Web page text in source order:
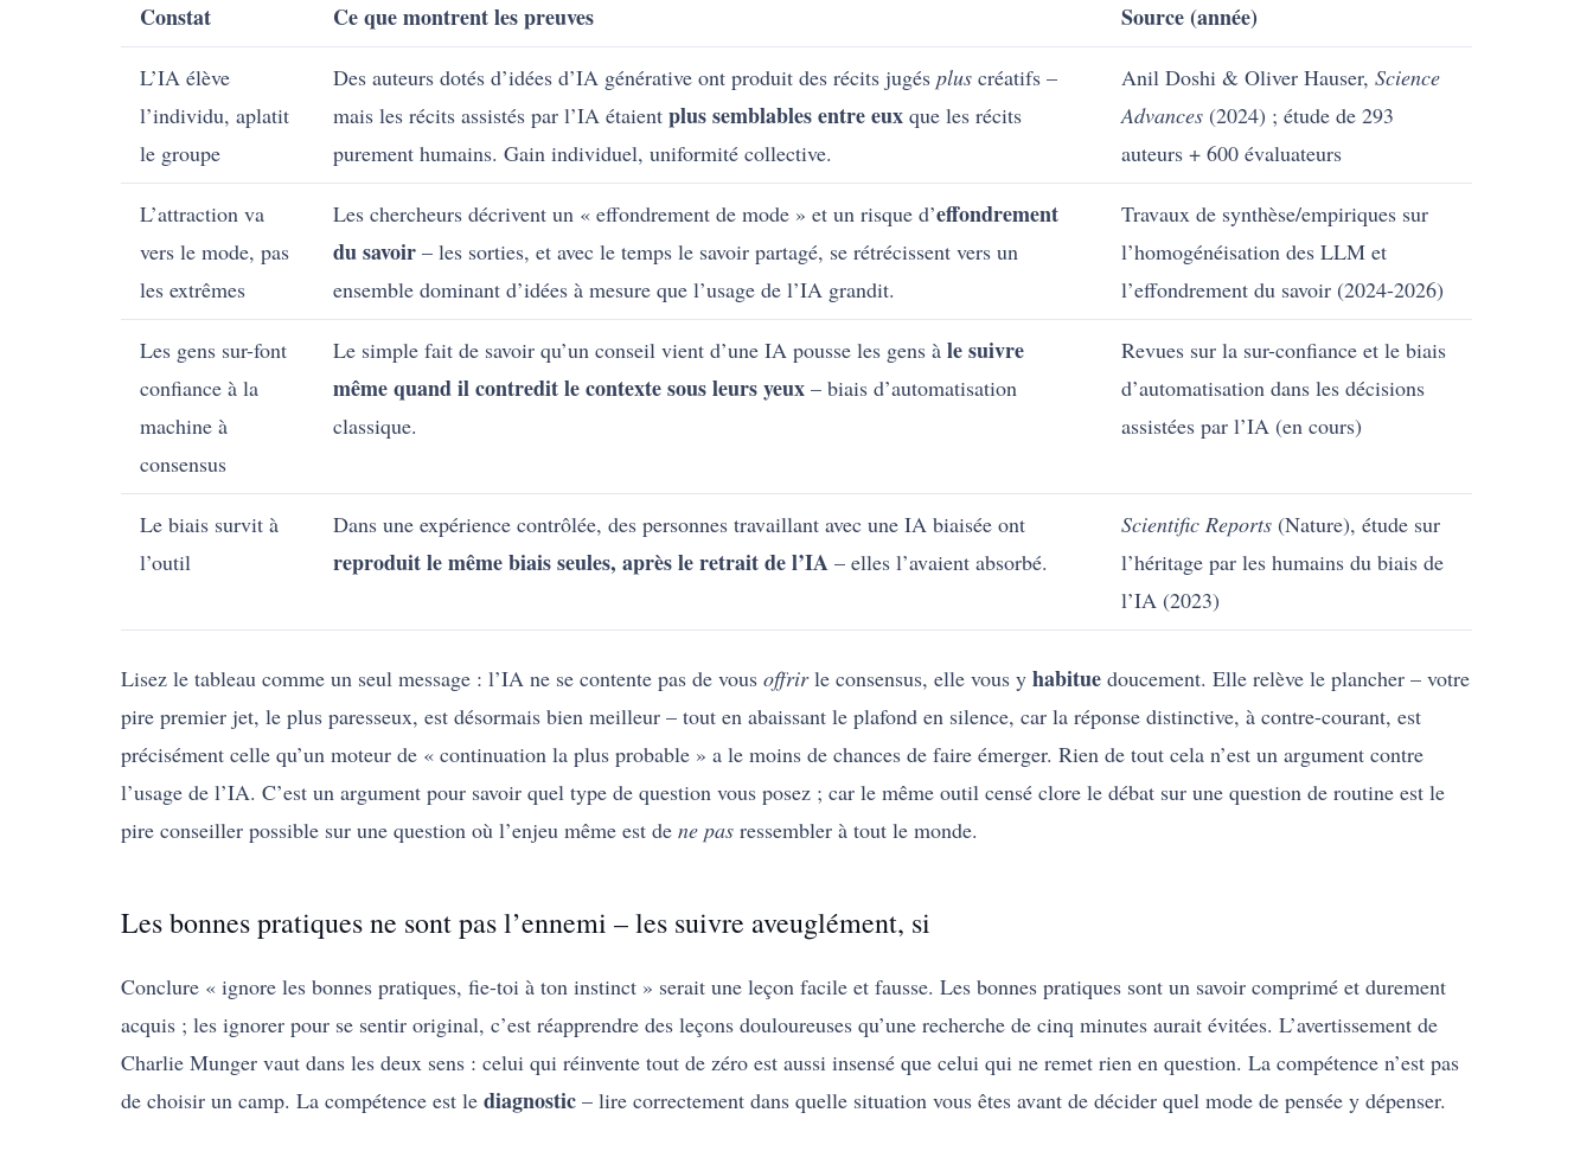
Constat Ce que montrent les preuves Source (année)
L’IA élève
l’individu, aplatit
le groupe
Des auteurs dotés d’idées d’IA générative ont produit des récits jugés plus créatifs –
mais les récits assistés par l’IA étaient plus semblables entre eux que les récits
purement humains. Gain individuel, uniformité collective.
Anil Doshi & Oliver Hauser, Science
Advances (2024) ; étude de 293
auteurs + 600 évaluateurs
L’attraction va
vers le mode, pas
les extrêmes
Les chercheurs décrivent un « effondrement de mode » et un risque d’effondrement
du savoir – les sorties, et avec le temps le savoir partagé, se rétrécissent vers un
ensemble dominant d’idées à mesure que l’usage de l’IA grandit.
Travaux de synthèse/empiriques sur
l’homogénéisation des LLM et
l’effondrement du savoir (2024-2026)
Les gens sur-font
confiance à la
machine à
consensus
Le simple fait de savoir qu’un conseil vient d’une IA pousse les gens à le suivre
même quand il contredit le contexte sous leurs yeux – biais d’automatisation
classique.
Revues sur la sur-confiance et le biais
d’automatisation dans les décisions
assistées par l’IA (en cours)
Le biais survit à
l’outil
Dans une expérience contrôlée, des personnes travaillant avec une IA biaisée ont
reproduit le même biais seules, après le retrait de l’IA – elles l’avaient absorbé.
Scientific Reports (Nature), étude sur
l’héritage par les humains du biais de
l’IA (2023)
Lisez le tableau comme un seul message : l’IA ne se contente pas de vous offrirle consensus, elle vous y habitue doucement. Elle relève le plancher – votre
pire premier jet, le plus paresseux, est désormais bien meilleur – tout en abaissant le plafond en silence, car la réponse distinctive, à contre-courant, est
précisément celle qu’un moteur de « continuation la plus probable » a le moins de chances de faire émerger. Rien de tout cela n’est un argument contre
l’usage de l’IA. C’est un argument pour savoir quel type de question vous posez ; car le même outil censé clore le débat sur une question de routine est le
pire conseiller possible sur une question où l’enjeu même est de ne pas ressembler à tout le monde.
Les bonnes pratiques ne sont pas l’ennemi – les suivre aveuglément, si
Conclure « ignore les bonnes pratiques, fie-toi à ton instinct » serait une leçon facile et fausse. Les bonnes pratiques sont un savoir comprimé et durement
acquis ; les ignorer pour se sentir original, c’est réapprendre des leçons douloureuses qu’une recherche de cinq minutes aurait évitées. L’avertissement de
Charlie Munger vaut dans les deux sens : celui qui réinvente tout de zéro est aussi insensé que celui qui ne remet rien en question. La compétence n’est pas
de choisir un camp. La compétence est le diagnostic – lire correctement dans quelle situation vous êtes avant de décider quel mode de pensée y dépenser.